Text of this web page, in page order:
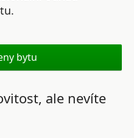
bytu
ale nevíte